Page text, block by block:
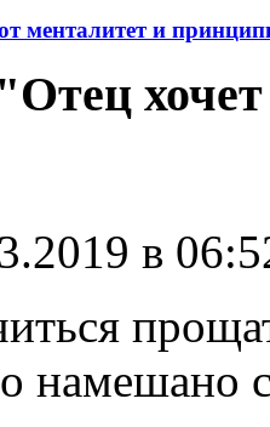
менталитет и
в
намешано